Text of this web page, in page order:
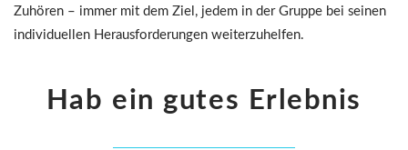
Zuhören – immer mit dem Ziel, jedem in der Gruppe bei seinen
individuellen Herausforderungen weiterzuhelfen.
Hab ein gutes Erlebnis